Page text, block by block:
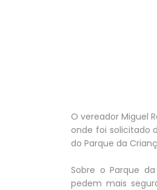
O vereador Miguel
onde foi solicitado
do Parque da
Sobre o Parque
pedem mais